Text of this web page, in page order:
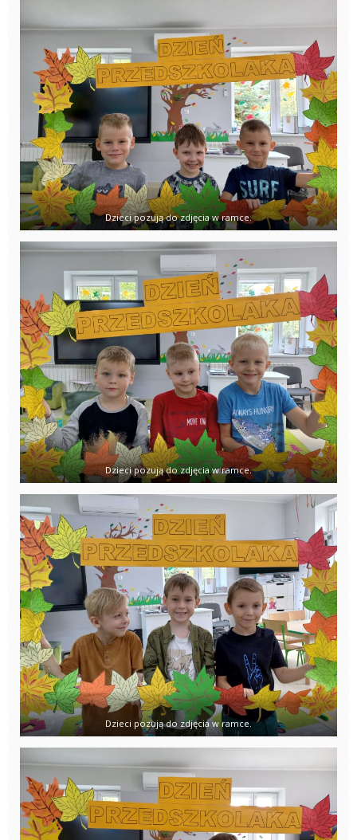
Dzieci pozują do zdjęcia w ramce.
Dzieci pozują do zdjęcia w ramce.
Dzieci pozują do zdjęcia w ramce.